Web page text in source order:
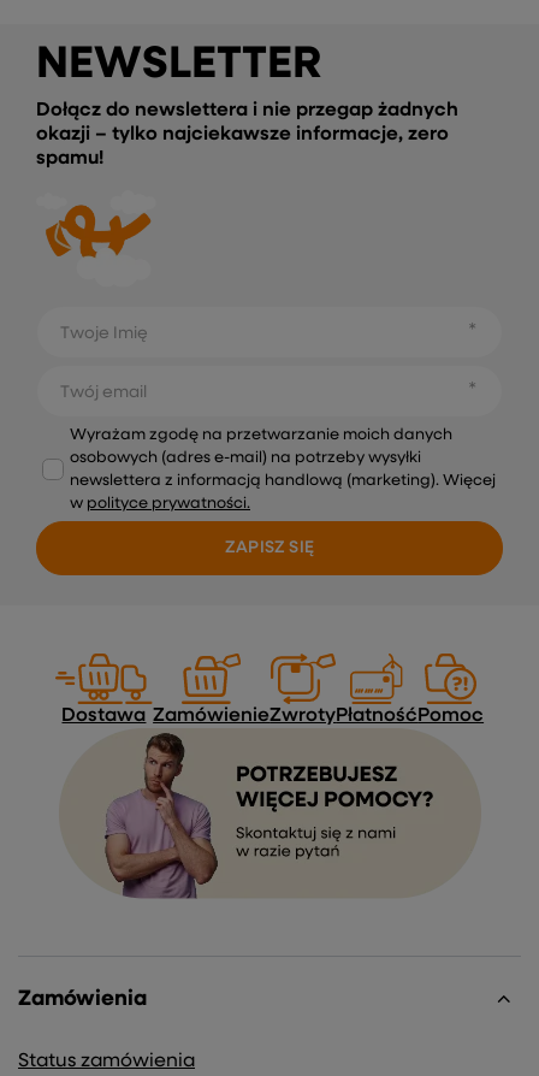
NEWSLETTER
Dołącz do newslettera i nie przegap żadnych
okazji – tylko najciekawsze informacje, zero
spamu!
Twoje Imię
Twój email
Wyrażam zgodę na przetwarzanie moich danych
osobowych (adres e-mail) na potrzeby wysyłki
newslettera z informacją handlową (marketing). Więcej
w polityce prywatności.
ZAPISZ SIĘ
Dostawa ZamówienieZwrotyPłatność Pomoc
Zamówienia
Status zamówienia